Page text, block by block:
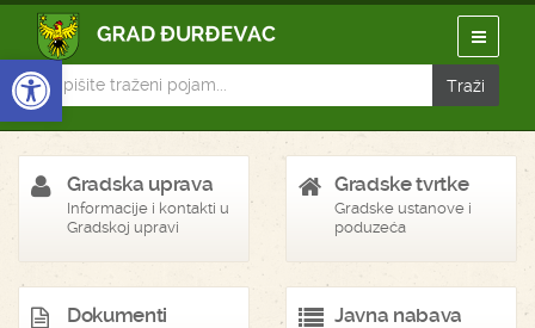
Open toolbar
Gradska uprava
Informacije i kontakti u
Gradskoj upravi
Gradske tvrtke
Gradske ustanove i
poduzeća
Dokumenti Javna nabava